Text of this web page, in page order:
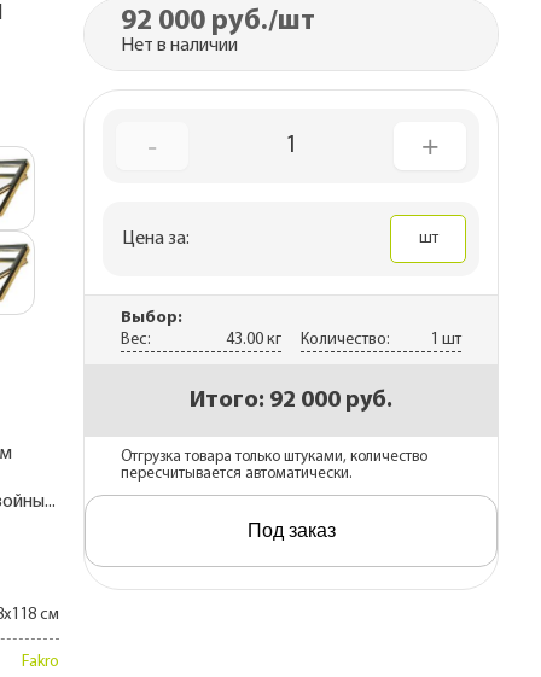
кровли
см
Fakro
92 000 руб./шт
Нет в наличии
- 1 +
Цена за: шт
Выбор:
Вес:
43.00 кг Количество: 1 шт
Итого: 92 000 руб.
Отгрузка товара только штуками, количество
пересчитывается автоматически.
Под заказ